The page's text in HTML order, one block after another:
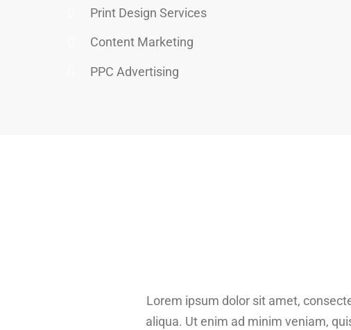
Print Design Services
Content Marketing
PPC Advertising
Lorem ipsum dolor sit amet,
aliqua. Ut enim ad minim veniam,